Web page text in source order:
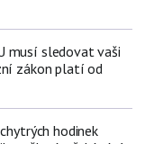
musí sledovat vaši
zákon platí od
hodinek